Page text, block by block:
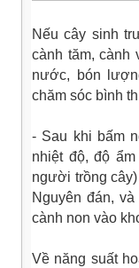
Nếu cây sinh
cành tăm, cành
nước, bón
chăm sóc bình
- Sau khi bấm
nhiệt độ, độ
người trồng
Nguyên đán,
cành non vào
Về năng suất